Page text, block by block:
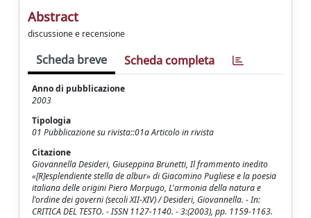
Abstract
discussione e recensione
Scheda breve Scheda completa
Anno di pubblicazione
2003
Tipologia
01 Pubblicazione su rivista::01a Articolo in rivista
Citazione
Giovannella Desideri, Giuseppina Brunetti, Il frammento inedito
«[R]esplendiente stella de albur» di Giacomino Pugliese e la poesia
italiana delle origini Piero Morpugo, L'armonia della natura e
l'ordine dei governi (secoli XII-XIV) / Desideri, Giovannella. - In:
CRITICA DEL TESTO. - ISSN 1127-1140. - 3:(2003), pp. 1159-1163.